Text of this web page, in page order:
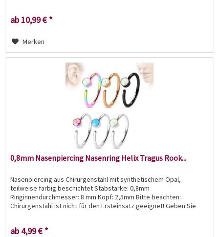
ab 10,99 € *
Merken
0,8mm Nasenpiercing Nasenring Helix Tragus Rook...
Nasenpiercing aus Chirurgenstahl mit synthetischem Opal,
teilweise farbig beschichtet Stabstärke: 0,8mm
Ringinnendurchmesser: 8 mm Kopf: 2,5mm Bitte beachten:
Chirurgenstahl ist nicht für den Ersteinsatz geeignet! Geben Sie
ab 4,99 € *